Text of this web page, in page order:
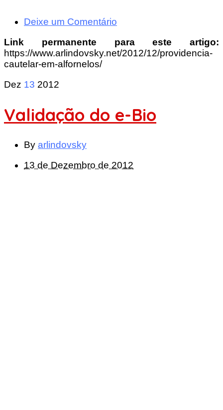
Deixe um Comentário
Link permanente para este artigo:
https://www.arlindovsky.net/2012/12/providencia-
cautelar-em-alfornelos/
Dez 13 2012
Validação do e-Bio
By arlindovsky
13 de Dezembro de 2012